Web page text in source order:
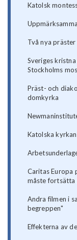
Katolsk
Två nya
Sveriges
Stockholms
Präst- och
domkyrka
Katolska
Caritas Europa
måste fortsätta
Andra filmen i
begreppen"
Effekterna av